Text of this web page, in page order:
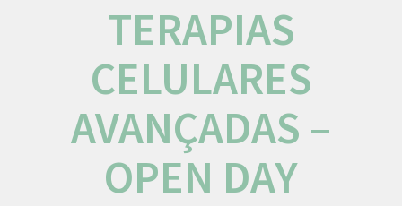
TERAPIAS
CELULARES
AVANÇADAS –
OPEN DAY